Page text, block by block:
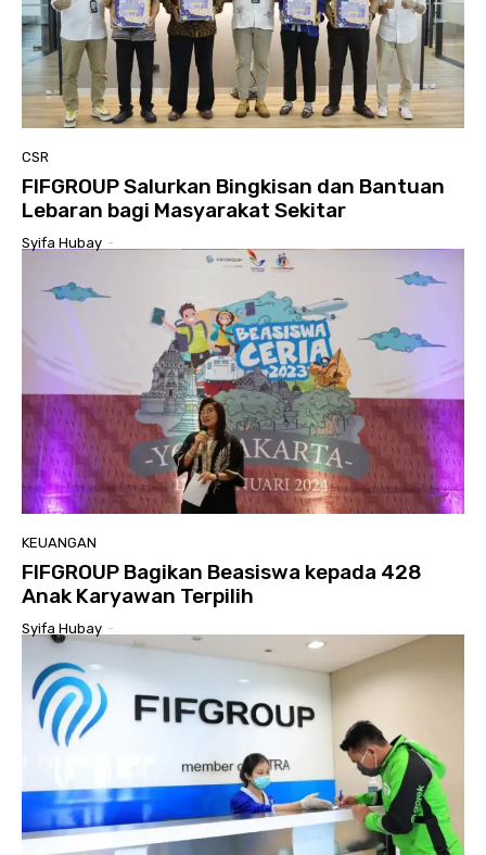
CSR
FIFGROUP Salurkan Bingkisan dan Bantuan
Lebaran bagi Masyarakat Sekitar
Syifa Hubay -
KEUANGAN
FIFGROUP Bagikan Beasiswa kepada 428
Anak Karyawan Terpilih
Syifa Hubay -